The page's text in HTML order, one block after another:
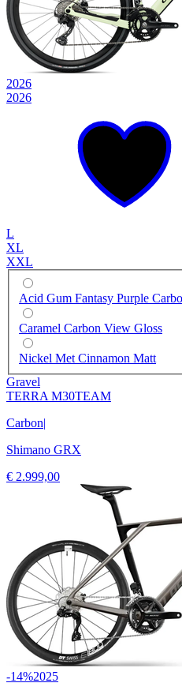
2026
2026
L
XL
XXL
Acid Gum Fantasy Purple
Caramel Carbon View Gloss
Nickel Met Cinnamon Matt
Gravel
TERRA M30TEAM
Carbon|
Shimano GRX
€ 2.999,00
-14%2025